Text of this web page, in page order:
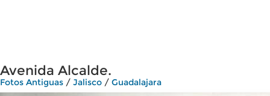
Avenida Alcalde.
Fotos Antiguas / Jalisco / Guadalajara